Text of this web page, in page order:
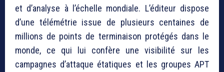
et d’analyse à l’échelle mondiale. L’éditeur dispose
d’une télémétrie issue de plusieurs centaines de
millions de points de terminaison protégés dans le
monde, ce qui lui confère une visibilité sur les
campagnes d’attaque étatiques et les groupes APT